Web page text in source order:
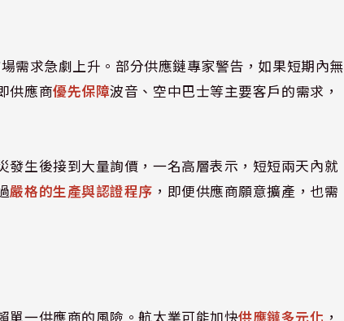
需求急劇上升。部分供應鏈專家警告，如果短期內無
供應商優先保障波音、空中巴士等主要客戶的需求，
生後接到大量詢價，一名高層表示，短短兩天內就
嚴格的生產與認證程序 ，即便供應商願意擴產，也需
單一供應商的風險。航太業可能加快供應鏈多元化 ，